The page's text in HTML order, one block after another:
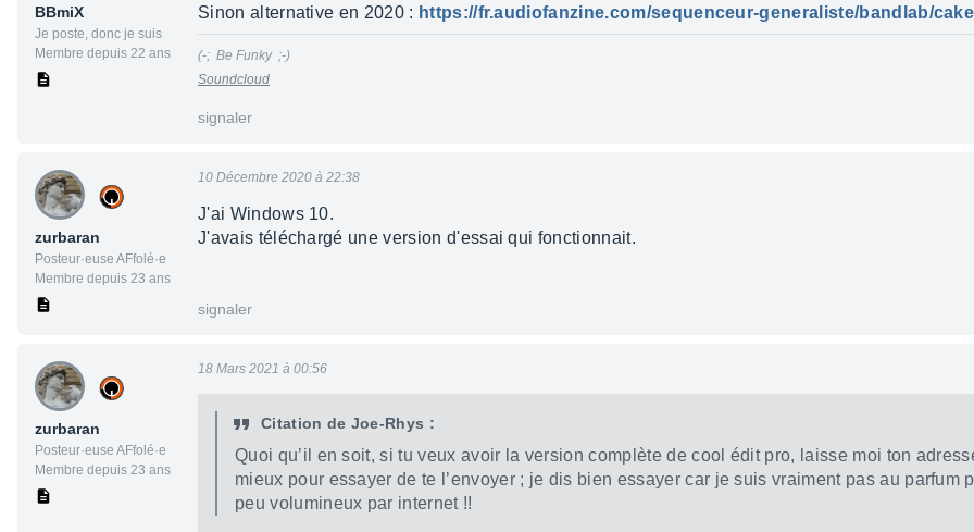
BBmiX
Je poste, donc je suis
Membre depuis 22 ans
Sinon alternative en 2020 : https://fr.audiofanzine.com/sequenceur-generaliste/bandlab/
(-; Be Funky ;-)
Soundcloud
signaler
zurbaran
Posteur·euse AFfolé·e
Membre depuis 23 ans
10 Décembre 2020 à 22:38
J'ai Windows 10.
J'avais téléchargé une version d'essai qui fonctionnait.
signaler
zurbaran
Posteur·euse AFfolé·e
Membre depuis 23 ans
18 Mars 2021 à 00:56
Citation de Joe-Rhys :
Quoi qu’il en soit, si tu veux avoir la version complète de cool édit pro, laisse moi ton
mieux pour essayer de te l’envoyer ; je dis bien essayer car je suis vraiment pas au parfum
peu volumineux par internet !!